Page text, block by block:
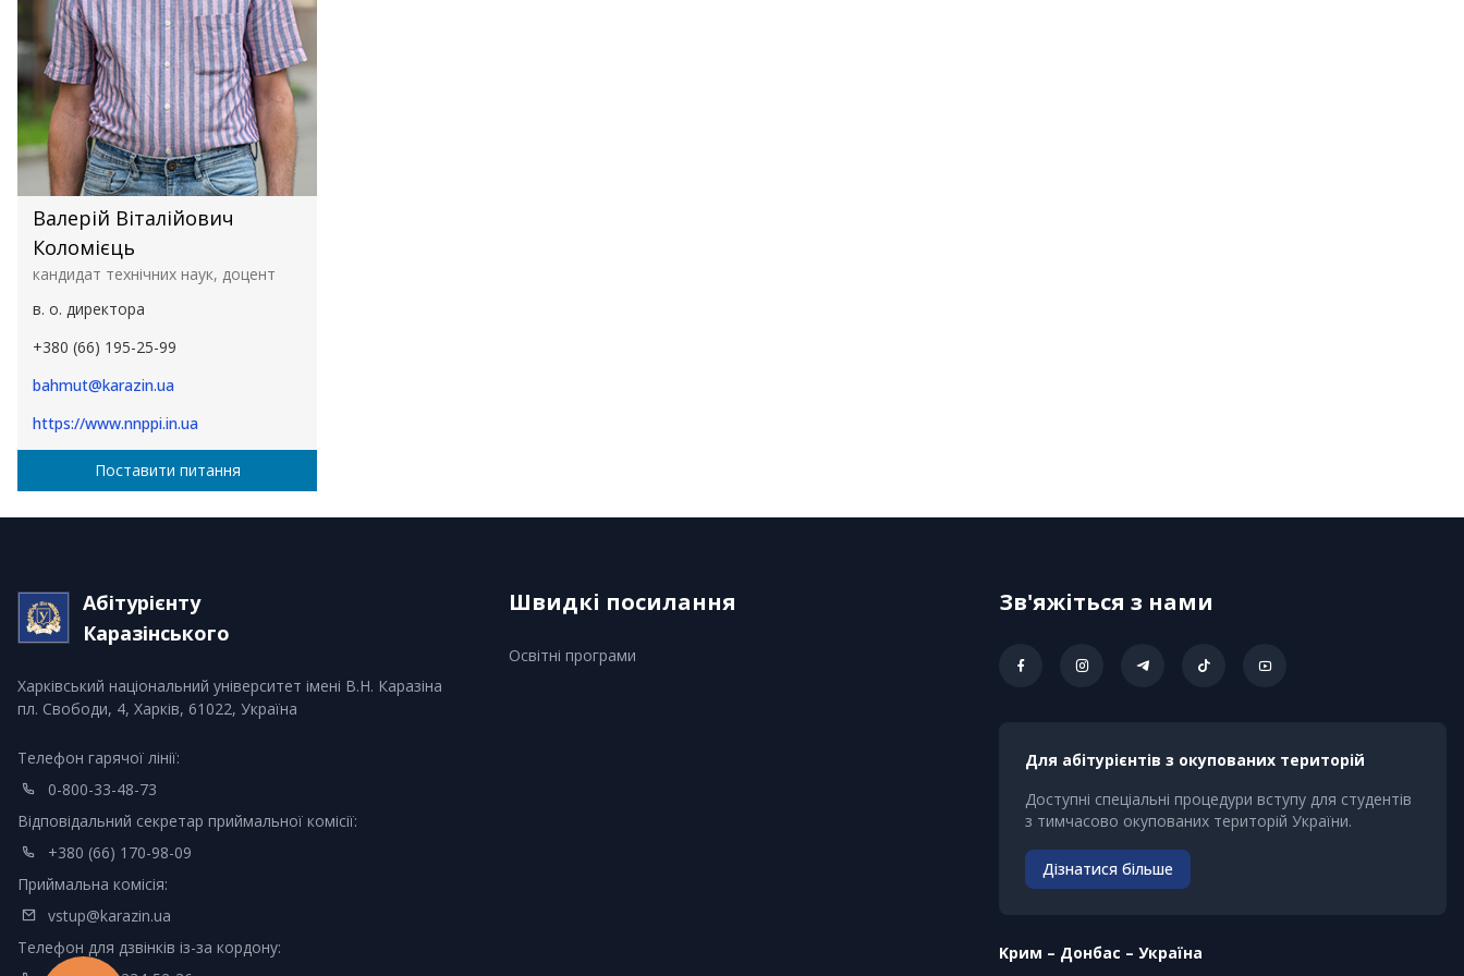
Валерій Віталійович
Коломієць
кандидат технічних наук, доцент
в. о. директора
+380 (66) 195-25-99
bahmut@karazin.ua
https://www.nnppi.in.ua
Поставити питання
Абітурієнту
Каразінського
Харківський національний університет імені В.Н. Каразіна
пл. Свободи, 4, Харків, 61022, Україна
Телефон гарячої лінії:
0-800-33-48-73
Відповідальний секретар приймальної комісії:
+380 (66) 170-98-09
Приймальна комісія:
vstup@karazin.ua
Телефон для дзвінків із-за кордону:
Швидкі посилання
Освітні програми
Зв'яжіться з нами
Для абітурієнтів з окупованих територій
Доступні спеціальні процедури вступу для студентів
з тимчасово окупованих територій України.
Дізнатися більше
Kрим – Донбас – Україна